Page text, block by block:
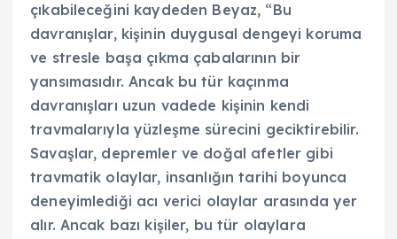
çıkabileceğini kaydeden Beyaz, “Bu
davranışlar, kişinin duygusal dengeyi koruma
ve stresle başa çıkma çabalarının bir
yansımasıdır. Ancak bu tür kaçınma
davranışları uzun vadede kişinin kendi
travmalarıyla yüzleşme sürecini geciktirebilir.
Savaşlar, depremler ve doğal afetler gibi
travmatik olaylar, insanlığın tarihi boyunca
deneyimlediği acı verici olaylar arasında yer
alır. Ancak bazı kişiler, bu tür olaylara